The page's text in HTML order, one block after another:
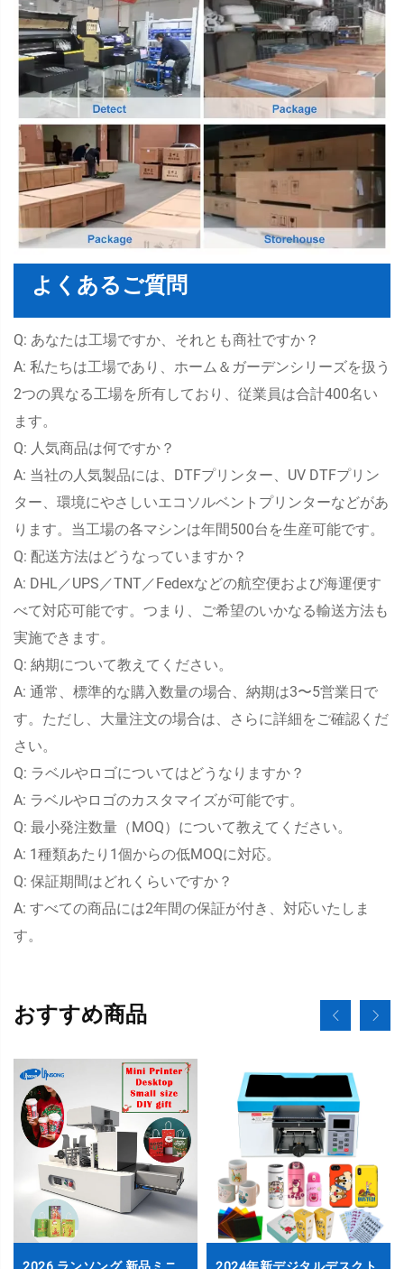
よくあるご質問
Q: あなたは工場ですか、それとも商社ですか？
A: 私たちは工場であり、ホーム＆ガーデンシリーズを扱う
2つの異なる工場を所有しており、従業員は合計400名い
ます。
Q: 人気商品は何ですか？
A: 当社の人気製品には、DTFプリンター、UV DTFプリン
ター、環境にやさしいエコソルベントプリンターなどがあ
ります。当工場の各マシンは年間500台を生産可能です。
Q: 配送方法はどうなっていますか？
A: DHL／UPS／TNT／Fedexなどの航空便および海運便す
べて対応可能です。つまり、ご希望のいかなる輸送方法も
実施できます。
Q: 納期について教えてください。
A: 通常、標準的な購入数量の場合、納期は3〜5営業日で
す。ただし、大量注文の場合は、さらに詳細をご確認くだ
さい。
Q: ラベルやロゴについてはどうなりますか？
A: ラベルやロゴのカスタマイズが可能です。
Q: 最小発注数量（MOQ）について教えてください。
A: 1種類あたり1個からの低MOQに対応。
Q: 保証期間はどれくらいですか？
A: すべての商品には2年間の保証が付き、対応いたしま
す。
おすすめ商品
2026 ランソング 新品ミニ
2024年新デジタルデスクト